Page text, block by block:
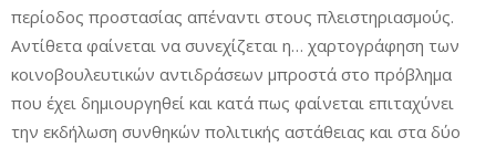
περίοδος προστασίας απέναντι στους πλειστηριασμούς.
Αντίθετα φαίνεται να συνεχίζεται η… χαρτογράφηση των
κοινοβουλευτικών αντιδράσεων μπροστά στο πρόβλημα
που έχει δημιουργηθεί και κατά πως φαίνεται επιταχύνει
την εκδήλωση συνθηκών πολιτικής αστάθειας και στα δύο